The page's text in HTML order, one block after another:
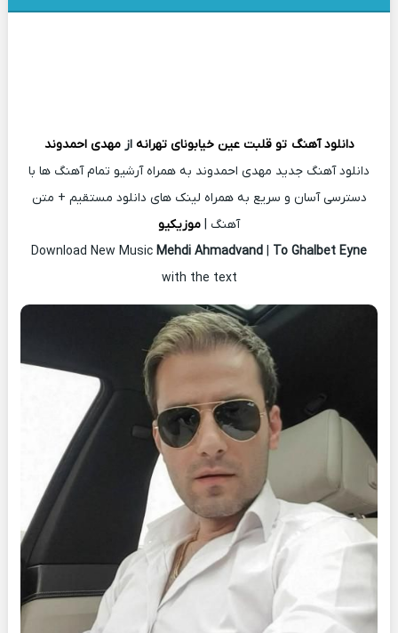
دانلود آهنگ تو قلبت عین خیابونای تهرانه ازمهدی احمدوند
دانلود آهنگ جدید مهدی احمدوند به همراه آرشیو تمام آهنگ ها با
دسترسی آسان و سریع به همراه لینک های دانلود مستقیم + متن
آهنگ | موزیکیو
Download New Music Mehdi Ahmadvand | To Ghalbet Eyne
with the text